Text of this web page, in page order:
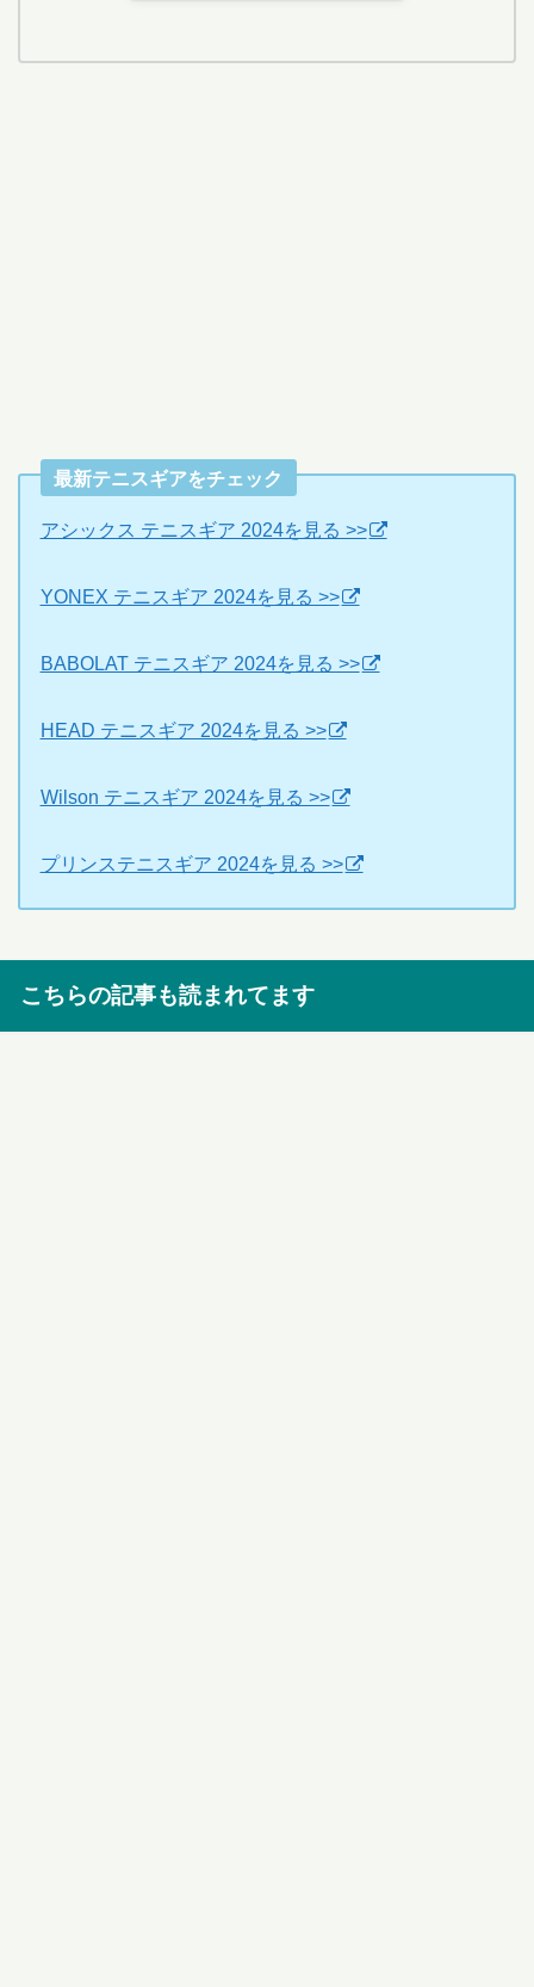
最新テニスギアをチェック
アシックス テニスギア 2024を見る >>
YONEX テニスギア 2024を見る >>
BABOLAT テニスギア 2024を見る >>
HEAD テニスギア 2024を見る >>
Wilson テニスギア 2024を見る >>
プリンステニスギア 2024を見る >>
こちらの記事も読まれてます